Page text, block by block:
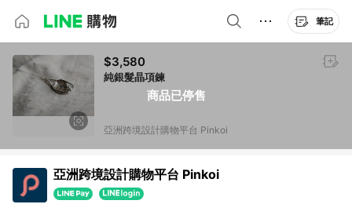
筆記
商品已停售
$3,580
純銀髮晶項鍊
亞洲跨境設計購物平台 Pinkoi
亞洲跨境設計購物平台 Pinkoi